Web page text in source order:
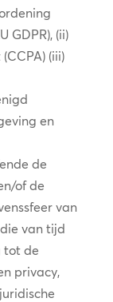
GDPR), (ii)
(iii)
en
de
of de
van
van tijd
tot de
privacy,